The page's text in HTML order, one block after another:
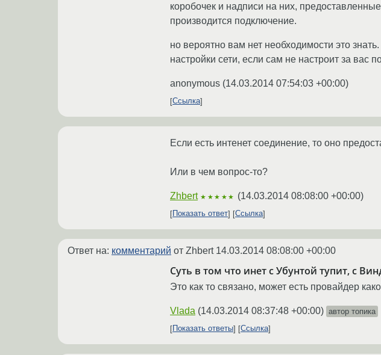
коробочек и надписи на них,
производится подключение.
но вероятно вам нет необходимости это
настройки сети, если сам не настроит за вас
anonymous (14.03.2014 07:54:03 +00:00)
Ссылка
Если есть интенет соединение, то оно
Или в чем вопрос-то?
Zhbert ★★★★★ (14.03.2014 08:08:00 +00:00)
Показать ответ Ссылка
Ответ на: комментарий от Zhbert 14.03.2014 08:08:00 +00:00
Суть в том что инет с Убунтой тупит, с
Это как то связано, может есть провайдер
Vlada (14.03.2014 08:37:48 +00:00) автор топика
Показать ответы
Ссылка